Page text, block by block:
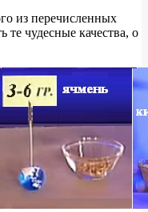
из перечисленных
чудесные качества, о